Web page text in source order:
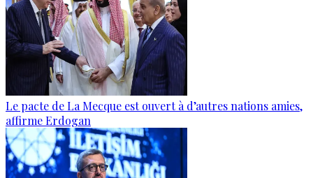
Le pacte de La Mecque est ouvert à d’autres nations amies,
affirme Erdogan